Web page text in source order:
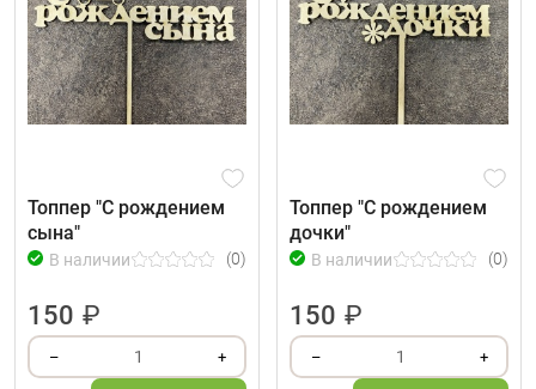
Топпер "С рождением
сына"
В наличии (0)
150 ₽
– 1 +
Топпер "С рождением
дочки"
В наличии (0)
150 ₽
– 1 +